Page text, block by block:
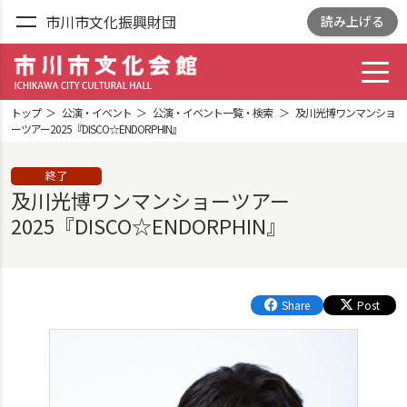
市川市文化振興財団 読み上げる
ICHIKAWA CITY
トップ 公演・イベント 公演・イベント一覧・検索
及川光博ワンマンショ
ーツアー2025『DISCO☆ENDORPHIN』
終了
及川光博ワンマンショーツアー
2025『DISCO☆ENDORPHIN』
Share Post